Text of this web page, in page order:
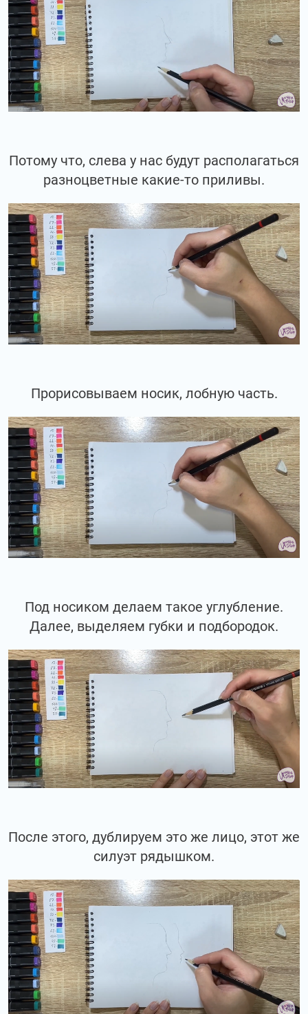
Потому что, слева у нас будут располагаться
разноцветные какие-то приливы.
Прорисовываем носик, лобную часть.
Под носиком делаем такое углубление.
Далее, выделяем губки и подбородок.
После этого, дублируем это же лицо, этот же
силуэт рядышком.